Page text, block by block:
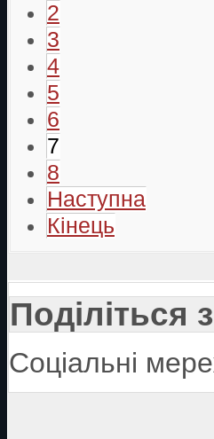
2
3
4
5
6
7
8
Наступна
Кінець
Поділіться
Соціальні